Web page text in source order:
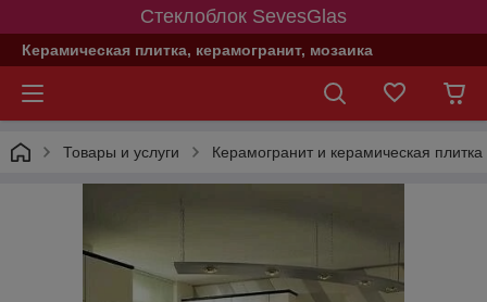
Стеклоблок SevesGlas
Керамическая плитка, керамогранит, мозаика
Товары и услуги Керамогранит и керамическая